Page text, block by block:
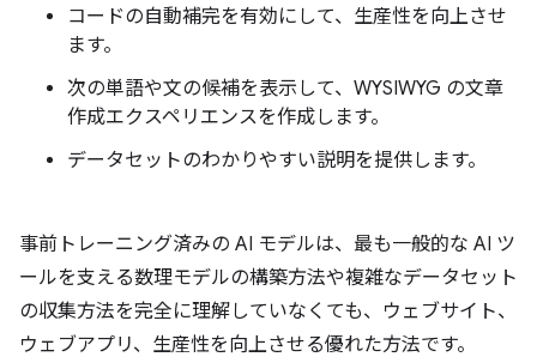
コードの自動補完を有効にして、生産性を向上させ
ます。
次の単語や文の候補を表示して、WYSIWYG の文章
作成エクスペリエンスを作成します。
データセットのわかりやすい説明を提供します。
事前トレーニング済みの AI モデルは、最も一般的な AI ツ
ールを支える数理モデルの構築方法や複雑なデータセット
の収集方法を完全に理解していなくても、ウェブサイト、
ウェブアプリ、生産性を向上させる優れた方法です。